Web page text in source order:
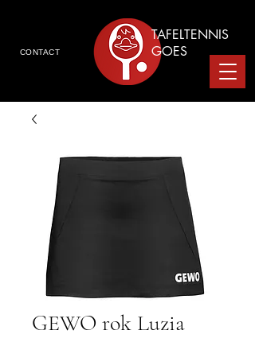
CONTACT
TAFELTENNIS
GOES
GEWO rok Luzia